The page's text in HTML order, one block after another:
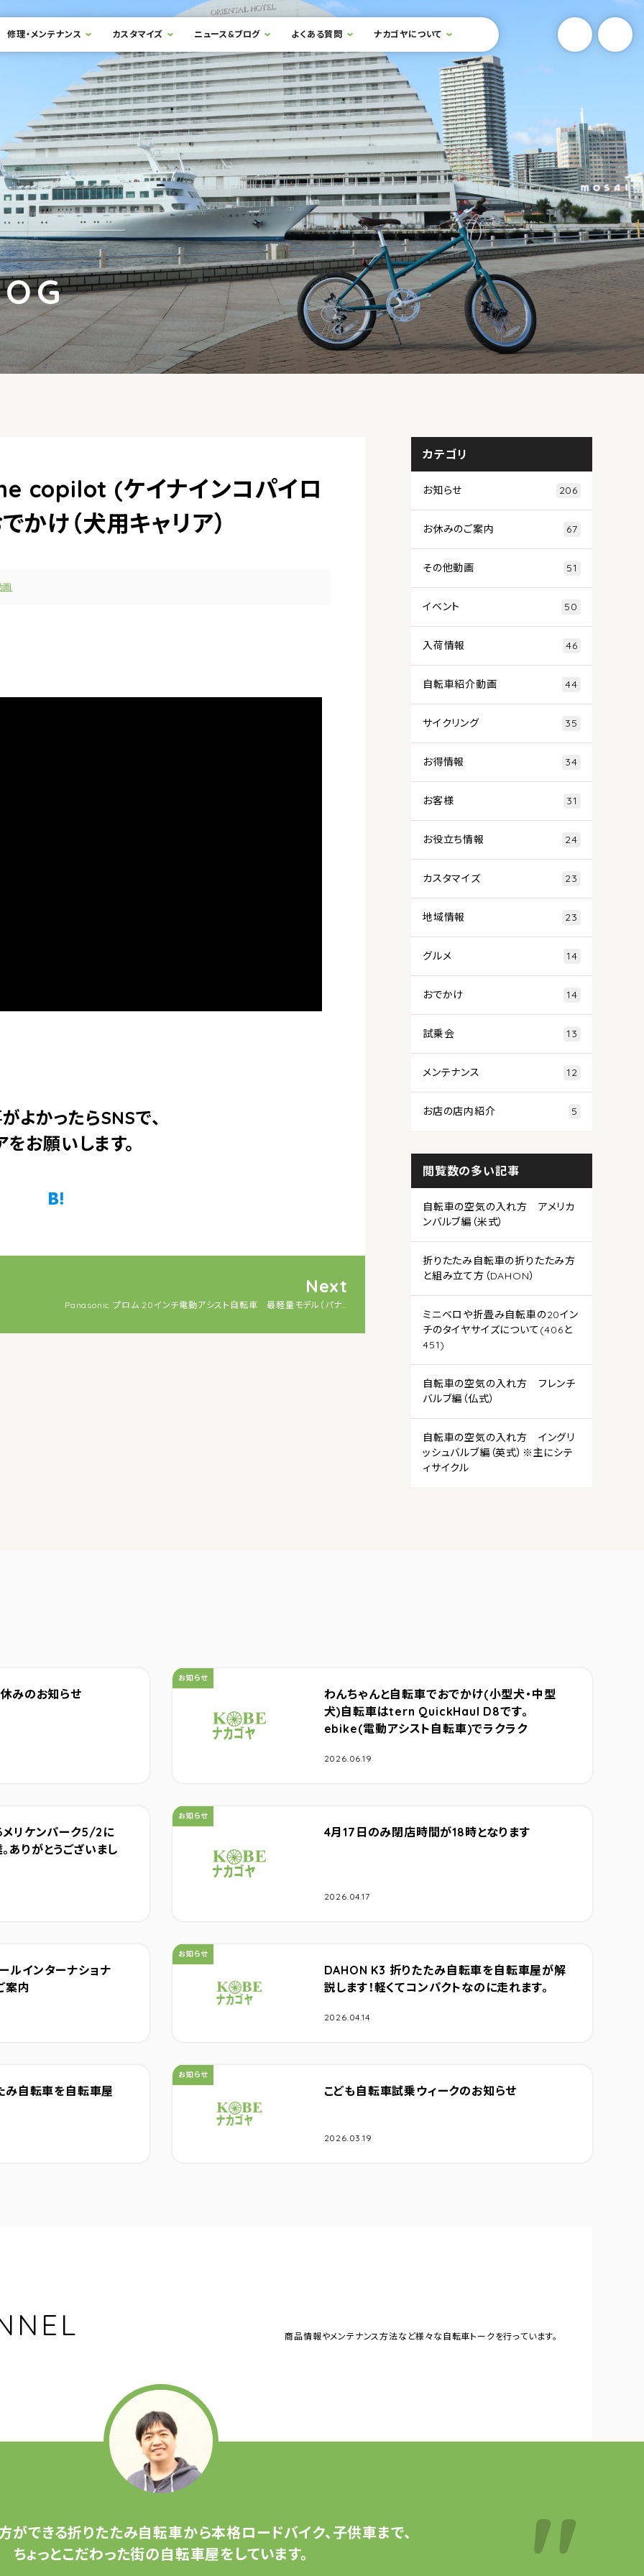
修理・メンテナンス カスタマイズ ニュース&ブログ よくある質問 ナカゴヤについて 検索フォームを開閉する YouTube
copilot (ケイナインコパイロ
かけ（犬用キャリア）
画
よかったらSNSで、
をお願いします。
Twitter
Facebook
はてなブックマーク
Next
Panasonic プロム 20インチ電動アシスト自転車 最軽量モデル（パナソニック ）
カテゴリ
お知らせ 206
お休みのご案内 67
その他動画 51
イベント 50
入荷情報 46
自転車紹介動画 44
サイクリング 35
お得情報 34
お客様 31
お役立ち情報 24
カスタマイズ 23
地域情報 23
グルメ 14
おでかけ 14
試乗会 13
メンテナンス 12
お店の店内紹介 5
閲覧数の多い記事
自転車の空気の入れ方 アメリカ
ンバルブ編（米式）
折りたたみ自転車の折りたたみ方
と組み立て方（DAHON）
ミニベロや折畳み自転車の20イン
チのタイヤサイズについて(406と
451)
自転車の空気の入れ方 フレンチ
バルブ編（仏式）
自転車の空気の入れ方 イングリ
ッシュバルブ編（英式）※主にシテ
ィサイクル
みのお知らせ
わんちゃんと自転車でおでかけ(小型犬・中型
犬)自転車はtern QuickHaul D8です。
ebike(電動アシスト自転車)でラクラク
カテゴリ：
お知らせ
2026.06.19
リケンパーク5/2に
ありがとうございまし
4月17日のみ閉店時間が18時となります
カテゴリ：
お知らせ
2026.04.17
ルインターナショナ
内
DAHON K3 折りたたみ自転車を自転車屋が解
説します！軽くてコンパクトなのに走れます。
カテゴリ：
お知らせ
2026.04.14
自転車を自転車屋
こども自転車試乗ウィークのお知らせ
カテゴリ：
お知らせ
2026.03.19
商品情報やメンテナンス方法など様々な自転車トークを行っています。
ができる折りたたみ自転車から本格ロードバイク、子供車まで、
ちょっとこだわった街の自転車屋をしています。